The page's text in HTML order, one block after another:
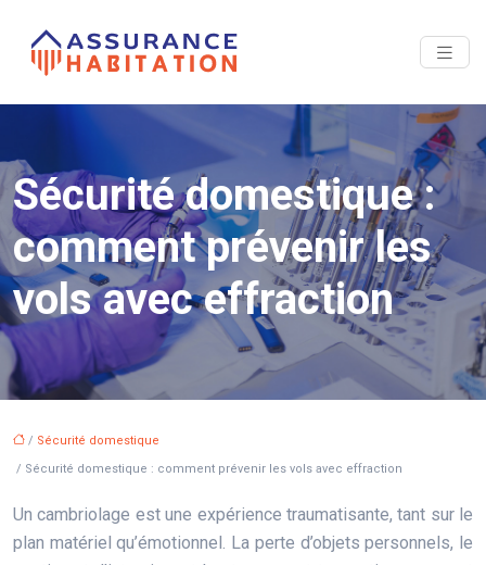
Sécurité domestique :
comment prévenir les
vols avec effraction
/ Sécurité domestique
/ Sécurité domestique : comment prévenir les vols avec effraction
Un cambriolage est une expérience traumatisante, tant sur le
plan matériel qu’émotionnel. La perte d’objets personnels, le